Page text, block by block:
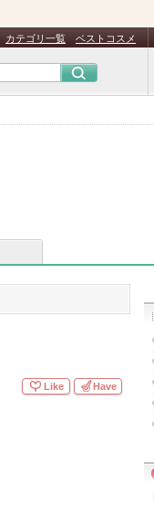
カテゴリ一覧 ベストコスメ
Like Have